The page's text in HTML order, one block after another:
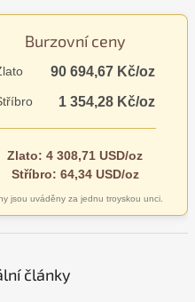
Burzovní ceny
90 694,67 Kč/oz
1 354,28 Kč/oz
Zlato: 4 308,71 USD/oz
Stříbro: 64,34 USD/oz
jsou uváděny za jednu troyskou unci.
články